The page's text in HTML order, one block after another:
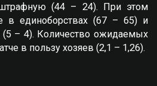
(44 – 24). При этом
в единоборствах (67 – 65) и
(5 – 4). Количество ожидаемых
в пользу хозяев (2,1 – 1,26).